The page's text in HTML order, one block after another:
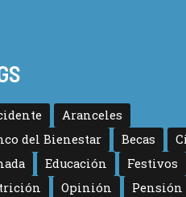
Aranceles
del Bienestar
Becas
Educación
Festivos
Opinión Pensión